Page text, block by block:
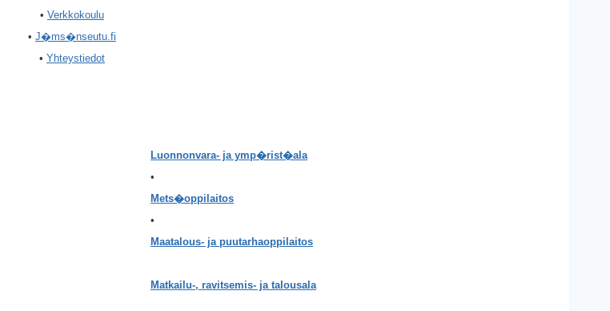
• Verkkokoulu
• J�ms�nseutu.fi
• Yhteystiedot
Luonnonvara- ja ymp�rist�ala
•
Mets�oppilaitos
•
Maatalous- ja puutarhaoppilaitos
Matkailu-, ravitsemis- ja talousala